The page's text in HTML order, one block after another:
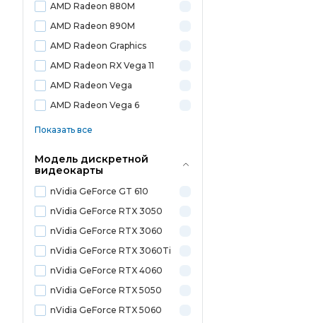
AMD Radeon 880M
AMD Radeon 890M
AMD Radeon Graphics
AMD Radeon RX Vega 11
AMD Radeon Vega
AMD Radeon Vega 6
Показать все
Модель дискретной
видеокарты
nVidia GeForce GT 610
nVidia GeForce RTX 3050
nVidia GeForce RTX 3060
nVidia GeForce RTX 3060Ti
nVidia GeForce RTX 4060
nVidia GeForce RTX 5050
nVidia GeForce RTX 5060